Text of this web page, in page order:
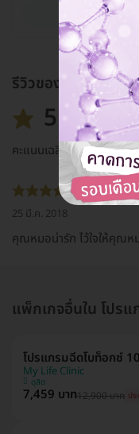
รีวิวของแพ็กเกจ
5.0
คะแนนเฉลี่ย
25 มี.ค. 2018
คุณหมอน่ารัก ไว้ใจให้คุณห
แพ็กเกจอื่นใน โปร
โปรแกรมฉีดโบท็อกซ์
My Life Clinic
ดุสิต
7,459 บาท12,900 บาท ป